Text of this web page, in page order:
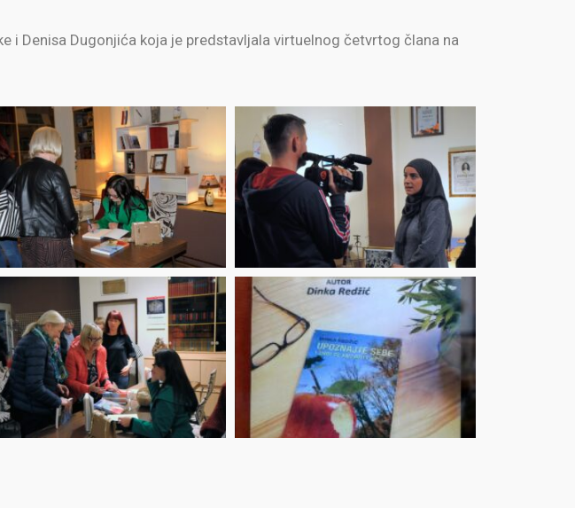
i Denisa Dugonjića koja je predstavljala virtuelnog četvrtog člana na